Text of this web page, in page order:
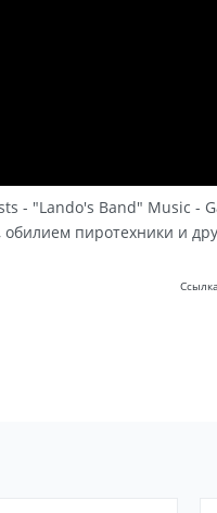
- "Lando's Band" Music -
пиротехники и